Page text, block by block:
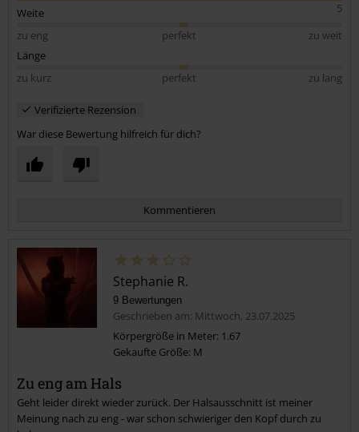
5
Weite
zu eng
perfekt
zu weit
Länge
zu kurz
perfekt zu lang
Verifizierte Rezension
War diese Bewertung hilfreich für dich?
Kommentieren
Kommentar jetzt abschicken!
Stephanie R.
9 Bewertungen
Geschrieben am: Mittwoch, 23.07.2025
Körpergröße in Meter: 1.67
Gekaufte Größe: M
Zu eng am Hals
Geht leider direkt wieder zurück. Der Halsausschnitt ist meiner
Meinung nach zu eng - war schon schwieriger den Kopf durch zu